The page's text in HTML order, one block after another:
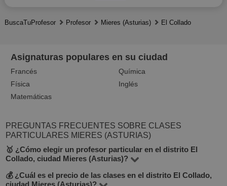
BuscaTuProfesor Profesor Mieres (Asturias) El Collado
Asignaturas populares en su ciudad
Francés
Química
Física
Inglés
Matemáticas
PREGUNTAS FRECUENTES SOBRE CLASES
PARTICULARES MIERES (ASTURIAS)
🥇 ¿Cómo elegir un profesor particular en el distrito El
Collado, ciudad Mieres (Asturias)?
En BuscaTuProfesor puedes encontrar 1 profesores en
💰 ¿Cuál es el precio de las clases en el distrito El Collado,
ciudad Mieres (Asturias)?